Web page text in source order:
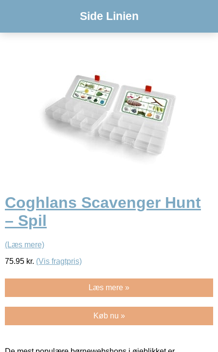
Side Linien
Coghlans Scavenger Hunt
– Spil
(Læs mere)
75.95 kr. (Vis fragtpris)
Læs mere »
Køb nu »